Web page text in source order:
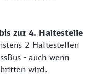
bis zur 4. Haltestelle
2 Haltestellen
- auch wenn
wird.